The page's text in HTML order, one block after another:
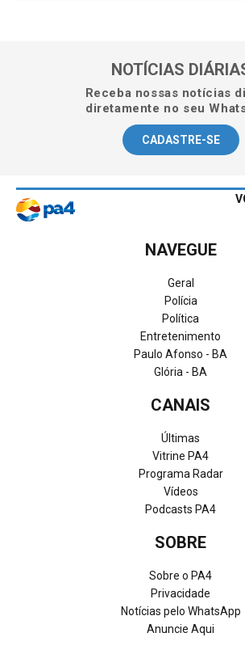
NOTÍCIAS
Receba nossas notícias
diretamente no seu
CADASTRE-SE
NAVEGUE
Geral
Polícia
Política
Entretenimento
Paulo Afonso - BA
Glória - BA
CANAIS
Últimas
Vitrine PA4
Programa Radar
Vídeos
Podcasts PA4
SOBRE
Sobre o PA4
Privacidade
Notícias pelo WhatsApp
Anuncie Aqui